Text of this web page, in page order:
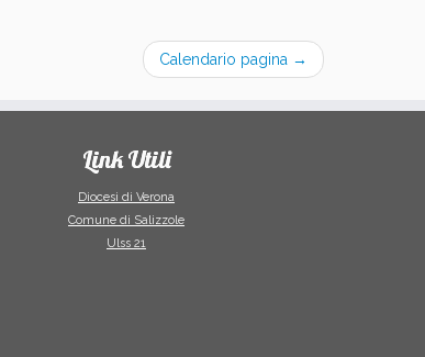
Calendario pagina →
Link Utili
Diocesi di Verona
Comune di Salizzole
Ulss 21